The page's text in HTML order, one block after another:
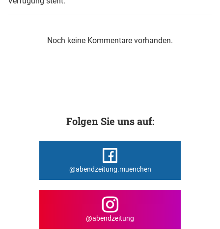
Noch keine Kommentare vorhanden.
Folgen Sie uns auf:
@abendzeitung.muenchen
@abendzeitung